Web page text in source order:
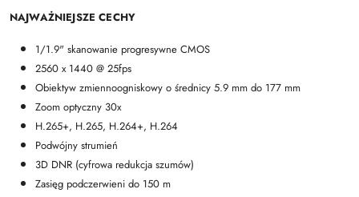
NAJWAŻNIEJSZE CECHY
1/1.9" skanowanie progresywne CMOS
2560 x 1440 @ 25fps
Obiektyw zmiennoogniskowy o średnicy 5.9 mm do 177 mm
Zoom optyczny 30x
H.265+, H.265, H.264+, H.264
Podwójny strumień
3D DNR (cyfrowa redukcja szumów)
Zasięg podczerwieni do 150 m